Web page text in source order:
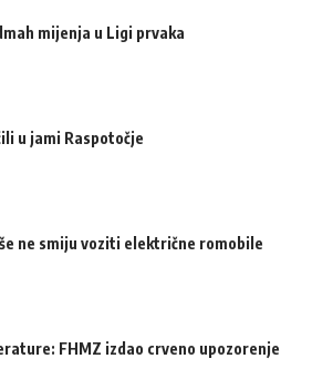
mijenja u Ligi prvaka
u jami Raspotočje
ne smiju voziti električne romobile
FHMZ izdao crveno upozorenje